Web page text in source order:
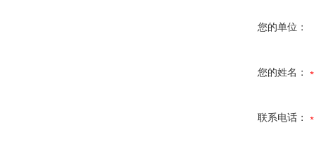
您的单位：
您的姓名：
联系电话：